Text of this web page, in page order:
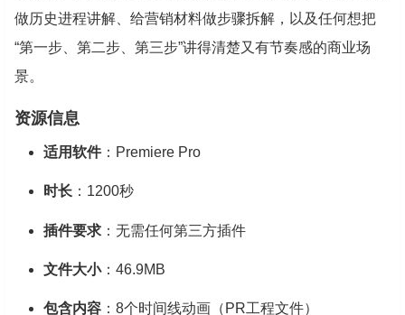
做历史进程讲解、给营销材料做步骤拆解，以及任何想把
“第一步、第二步、第三步”讲得清楚又有节奏感的商业场
景。
资源信息
适用软件：Premiere Pro
时长 ：1200秒
插件要求 ：无需任何第三方插件
文件大小：46.9MB
包含内容 ：8个时间线动画（PR工程文件）